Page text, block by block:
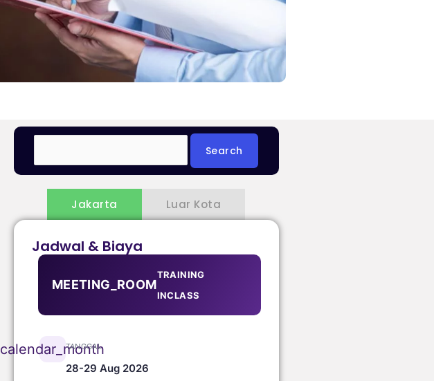
Jakarta Luar Kota
Jadwal & Biaya
MEETING_ROOM
TRAINING
INCLASS
calendar_month
TANGGAL
28-29 Aug 2026